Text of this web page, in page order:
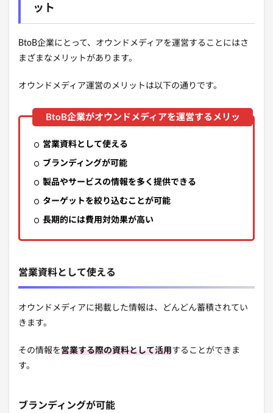
ット
BtoB企業にとって、オウンドメディアを運営することにはさ
まざまなメリットがあります。
オウンドメディア運営のメリットは以下の通りです。
営業資料として使える
ブランディングが可能
製品やサービスの情報を多く提供できる
ターゲットを絞り込むことが可能
長期的には費用対効果が高い
営業資料として使える
オウンドメディアに掲載した情報は、どんどん蓄積されてい
きます。
その情報を営業する際の資料として活用することができま
す。
ブランディングが可能